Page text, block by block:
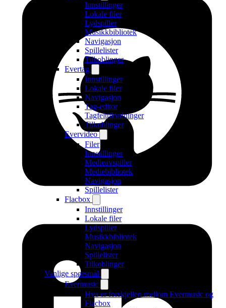
Innstillinger
Lokale filer
Lydspiller
Musikkbibliotek
Navigasjon
Spillelister
Tilkoblinger
Evertag
Innstillinger
Lokale filer
Navigasjon
Tag-editor
Tagfelttilordninger
Tilkoblinger
Evervideo
Filer
Innstillinger
Medieavspiller
Mediebibliotek
Navigasjon
Spillelister
Flacbox
Innstillinger
Lokale filer
Lydspiller
Musikkbibliotek
Navigasjon
Spillelister
Tilkoblinger
Vanlige spørsmål
Evermusic
Hva er forskjellen mellom Evermusic og
Flacbox